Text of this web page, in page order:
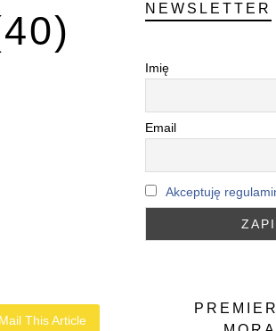
Mail This Article
NEWSLETTER
Imię
Email
Akceptuję